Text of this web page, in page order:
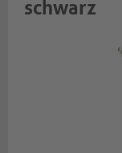
schwarz